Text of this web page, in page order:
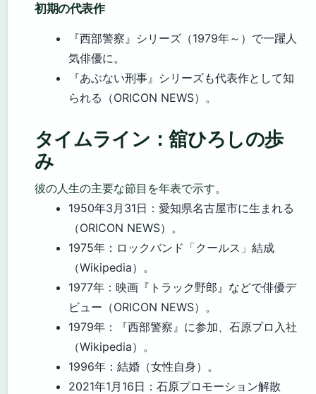
初期の代表作
『西部警察』シリーズ（1979年～）で一躍人
気俳優に。
『あぶない刑事』シリーズも代表作として知
られる（ORICON NEWS）。
タイムライン：舘ひろしの歩
み
彼の人生の主要な節目を年表で示す。
1950年3月31日 ：愛知県名古屋市に生まれる
（ORICON NEWS）。
1975年 ：ロックバンド「クールス」結成
（Wikipedia）。
1977年 ：映画『トラック野郎』などで俳優デ
ビュー（ORICON NEWS）。
1979年 ：『西部警察』に参加、石原プロ入社
（Wikipedia）。
1996年 ：結婚（女性自身）。
2021年1月16日 ：石原プロモーション解散